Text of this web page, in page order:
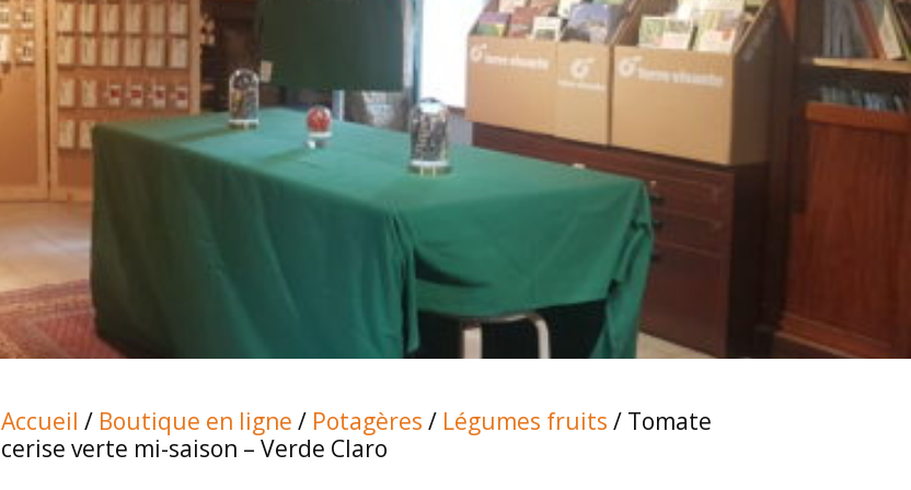
Accueil / Boutique en ligne / Potagères / Légumes fruits / Tomate
cerise verte mi-saison – Verde Claro